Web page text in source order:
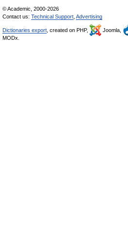
© Academic, 2000-2026
Contact us: Technical Support Advertising
Dictionaries export , created on PHP, Joomla,
MODx.